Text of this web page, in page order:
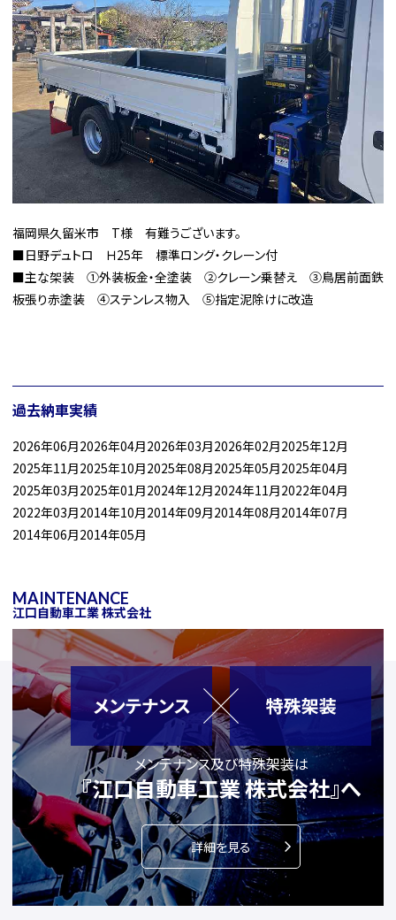
福岡県久留米市 T様 有難うございます。
■日野デュトロ Ｈ25年 標準ロング・クレーン付
■主な架装 ➀外装板金・全塗装 ➁クレーン乗替え ➂鳥居前面鉄
板張り赤塗装 ④ステンレス物入 ⑤指定泥除けに改造
過去納車実績
2026年06月2026年04月2026年03月2026年02月2025年12月
2025年11月2025年10月2025年08月2025年05月2025年04月
2025年03月2025年01月2024年12月2024年11月2022年04月
2022年03月2014年10月2014年09月2014年08月2014年07月
2014年06月2014年05月
MAINTENANCE
江口自動車工業 株式会社
メンテナンス及び特殊架装は
『江口自動車工業 株式会社』へ
詳細を見る